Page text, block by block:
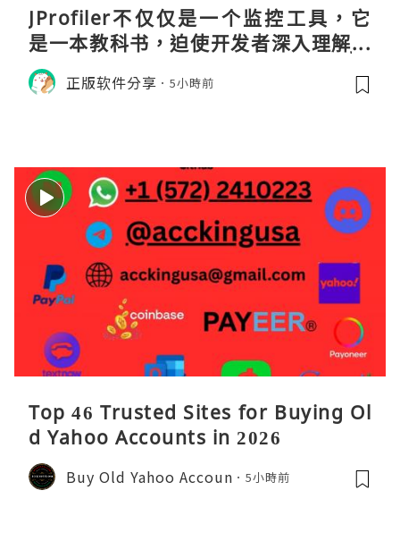
JProfiler不仅仅是一个监控工具，它
是一本教科书，迫使开发者深入理解JV
M的内存模型、垃圾回收机制和并发原
理。通过直观的可视化数据，它将抽象
正版软件分享 5小時前
Top 46 Trusted Sites for Buying Ol
d Yahoo Accounts in 2026
Buy Old Yahoo Accoun 5小時前